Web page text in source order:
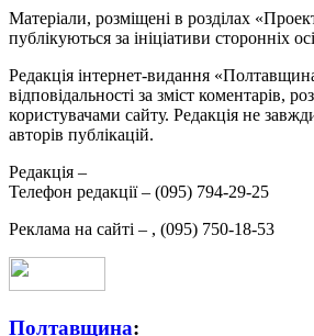
Матеріали, розміщені в розділах
публікуються за ініціативи сторонніх
Редакція інтернет-видання
відповідальності за зміст коментарів,
користувачами сайту. Редакція не
авторів публікацій.
Редакція –
Телефон редакції – (095) 794-29-25
Реклама на сайті – , (095) 750-18-53
Полтавщина: